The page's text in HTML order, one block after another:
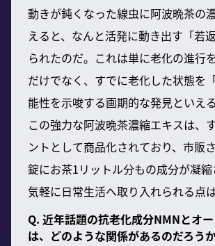
動きが鈍くなった線虫に阿波晩茶の
えると、なんと活発に動き出す「若
られたのだ。これは単に老化の進行
だけでなく、すでに老化した状態を
能性を示唆する画期的な発見といえる
この強力な阿波晩茶濃縮エキスは、
ントとして商品化されており、市販
錠にお茶1リットル分もの成分が凝縮
気軽に日常生活へ取り入れられる点
Q. 近年話題の抗老化成分NMNとオ
は、どのような関係があるのだろう